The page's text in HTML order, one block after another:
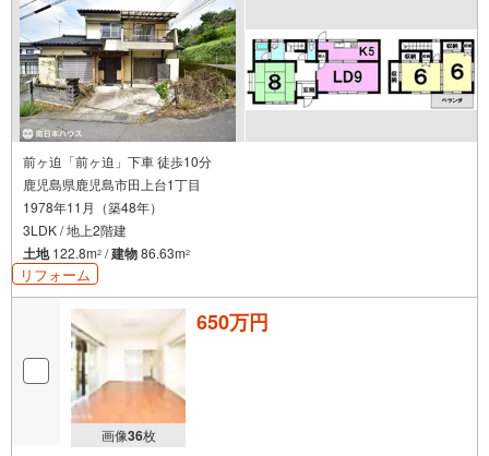
ーンのご相談、資金計画、お申込みが可能です 売却のご相
談・査定も無料で受付中 お家のことならハウスドゥ鹿児島
中央の南日本ハウスにお任せ下さい！
前ヶ迫「前ヶ迫」下車 徒歩10分
鹿児島県鹿児島市田上台1丁目
1978年11月（築48年）
3LDK / 地上2階建
土地122.8m2 /建物86.63m2
リフォーム
画像36枚
650万円